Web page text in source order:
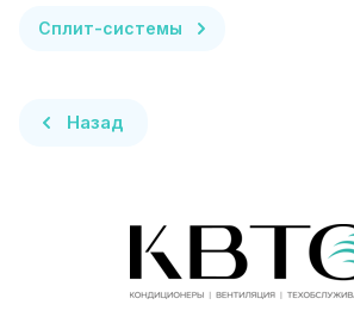
Сплит-системы
Назад